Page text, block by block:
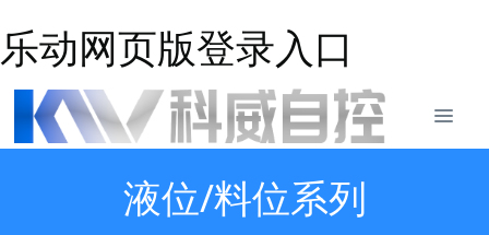
乐动网页版登录入口
液位/料位系列